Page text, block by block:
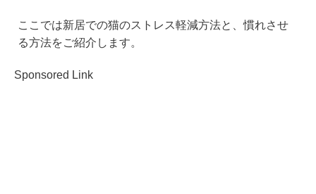
ここでは新居での猫のストレス軽減方法と、慣れさせ
る方法をご紹介します。
Sponsored Link